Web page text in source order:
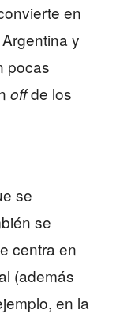
en
y
pocas
offde los
se
se
centra en
(además
en la